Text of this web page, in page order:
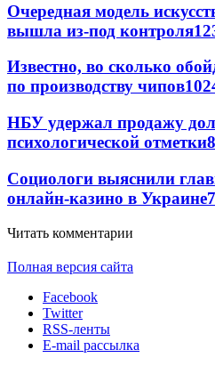
Очередная модель
вышла из-под контроля
Известно, во сколько
по производству чипов
НБУ удержал продажу
психологической отметки
Социологи выяснили
онлайн-казино в Украине
Читать комментарии
Полная версия сайта
Facebook
Twitter
RSS-ленты
E-mail рассылка